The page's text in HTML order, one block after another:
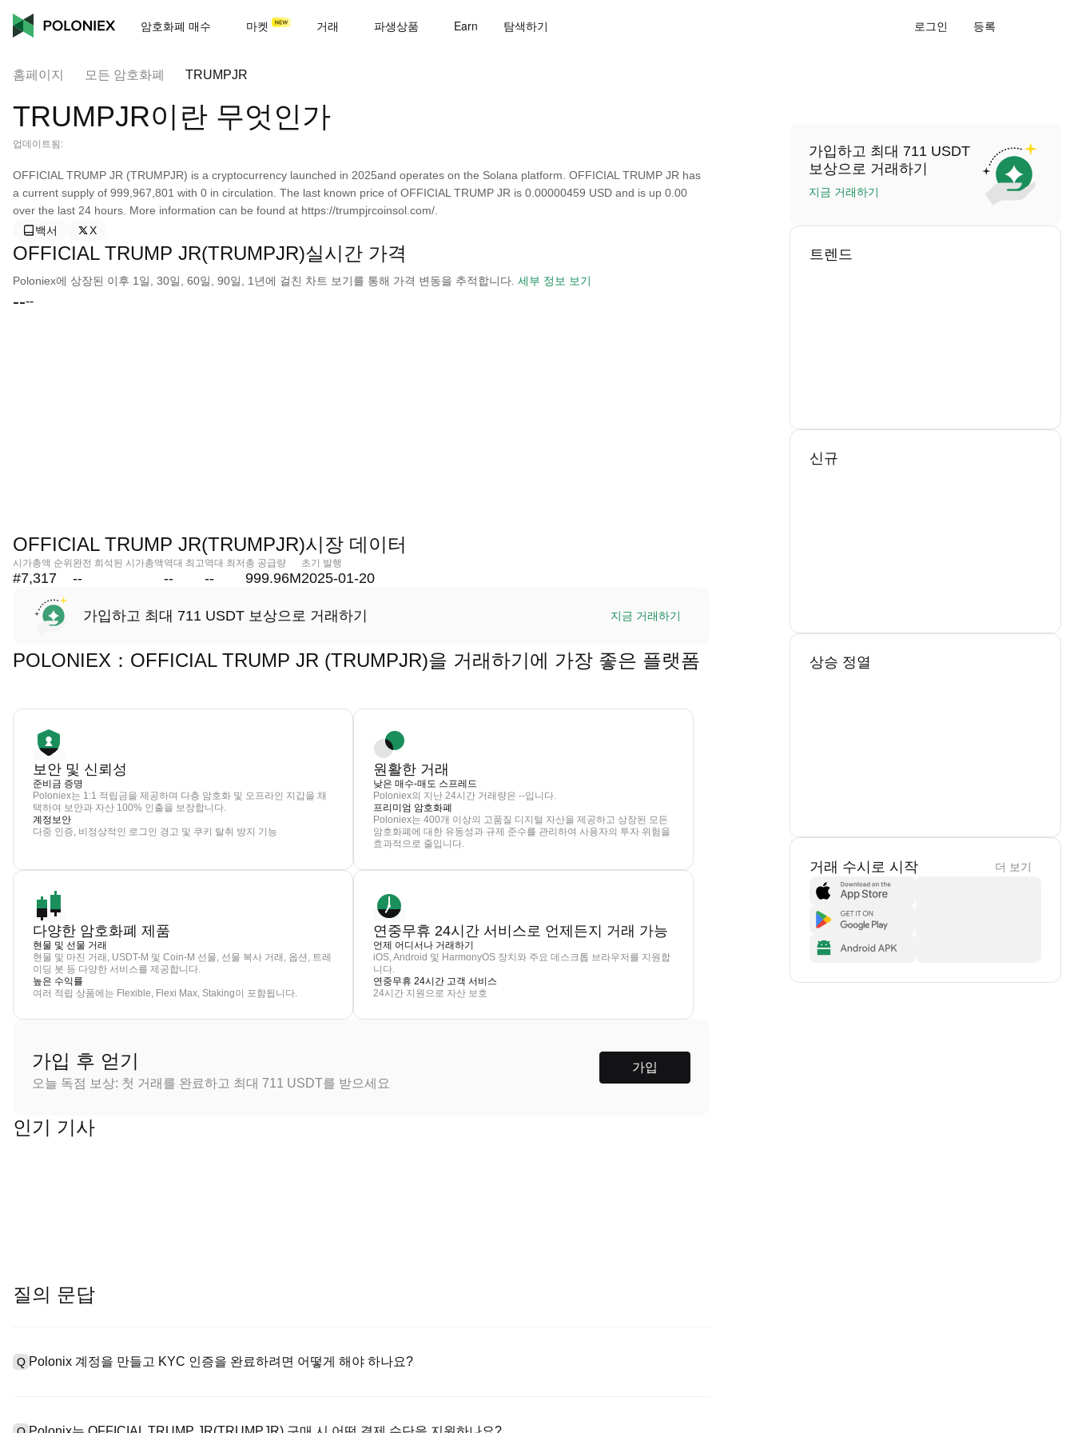
암호화폐 매수 마켓 거래 파생상품 Earn 탐색하기 로그인 등록
홈페이지 모든 암호화폐 TRUMPJR
TRUMPJR이란 무엇인가
업데이트됨:
OFFICIAL TRUMP JR (TRUMPJR) is a cryptocurrency launched in 2025and operates on the Solana platform. OFFICIAL TRUMP JR has
a current supply of 999,967,801 with 0 in circulation. The last known price of OFFICIAL TRUMP JR is 0.00000459 USD and is up 0.00
over the last 24 hours. More information can be found at https://trumpjrcoinsol.com/.
백서
X
OFFICIAL TRUMP JR(TRUMPJR)실시간 가격
Poloniex에 상장된 이후 1일, 30일, 60일, 90일, 1년에 걸친 차트 보기를 통해 가격 변동을 추적합니다. 세부 정보 보기
----
OFFICIAL TRUMP JR(TRUMPJR)시장 데이터
시가총액 순위
#7,317
완전 희석된 시가총액
--
역대 최고
--
역대 최저
--
총 공급량
999.96M
초기 발행
2025-01-20
가입하고 최대 711 USDT 보상으로 거래하기 지금 거래하기
POLONIEX：OFFICIAL TRUMP JR (TRUMPJR)을 거래하기에 가장 좋은 플랫폼
보안 및 신뢰성
준비금 증명
Poloniex는 1:1 적립금을 제공하며 다층 암호화 및 오프라인 지갑을 채
택하여 보안과 자산 100% 인출을 보장합니다.
계정보안
다중 인증, 비정상적인 로그인 경고 및 쿠키 탈취 방지 기능
원활한 거래
낮은 매수-매도 스프레드
Poloniex의 지난 24시간 거래량은 --입니다.
프리미엄 암호화폐
Poloniex는 400개 이상의 고품질 디지털 자산을 제공하고 상장된 모든
암호화폐에 대한 유동성과 규제 준수를 관리하여 사용자의 투자 위험을
효과적으로 줄입니다.
다양한 암호화폐 제품
현물 및 선물 거래
현물 및 마진 거래, USDT-M 및 Coin-M 선물, 선물 복사 거래, 옵션, 트레
이딩 봇 등 다양한 서비스를 제공합니다.
높은 수익률
여러 적립 상품에는 Flexible, Flexi Max, Staking이 포함됩니다.
연중무휴 24시간 서비스로 언제든지 거래 가능
언제 어디서나 거래하기
iOS, Android 및 HarmonyOS 장치와 주요 데스크톱 브라우저를 지원합
니다.
연중무휴 24시간 고객 서비스
24시간 지원으로 자산 보호
가입 후 얻기
오늘 독점 보상: 첫 거래를 완료하고 최대 711 USDT를 받으세요
가입
인기 기사
질의 문답
Q Polonix 계정을 만들고 KYC 인증을 완료하려면 어떻게 해야 하나요?
가입하고 최대 711 USDT
보상으로 거래하기
지금 거래하기
트렌드
신규
상승 정열
거래 수시로 시작 더 보기